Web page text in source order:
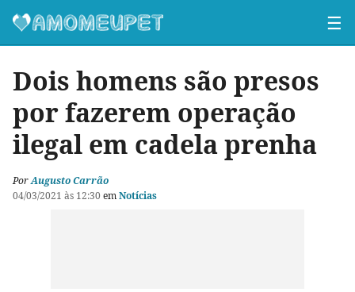
☰
Dois homens são presos
por fazerem operação
ilegal em cadela prenha
PorAugusto Carrão
04/03/2021 às 12:30 emNotícias